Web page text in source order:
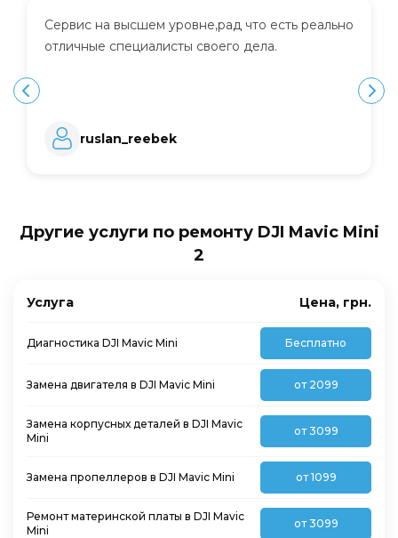
Сервис на высшем уровне,рад что есть реально
отличные специалисты своего дела.
ruslan_reebek
Другие услуги по ремонту DJI Mavic Mini
2
Услуга Цена, грн.
Диагностика DJI Mavic Mini Бесплатно
Замена двигателя в DJI Mavic Mini от 2099
Замена корпусных деталей в DJI Mavic
Mini
от 3099
Замена пропеллеров в DJI Mavic Mini от 1099
Ремонт материнской платы в DJI Mavic
Mini
от 3099